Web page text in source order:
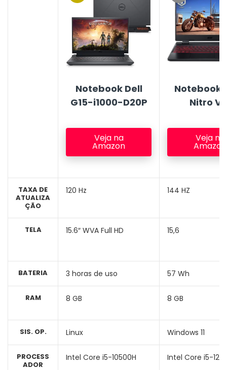
TAXA DE
ATUALIZA
ÇÃO
TELA
BATERIA
RAM
SIS. OP.
PROCESS
ADOR
Notebook Dell
G15-i1000-D20P
Veja na
Amazon
120 Hz
15.6″ WVA Full HD
3 horas de uso
8 GB
Linux
Intel Core i5-10500H
Notebook
Nitro
Veja na
Amazon
144 HZ
15,6
57 Wh
8 GB
Windows 11
Intel Core i5-